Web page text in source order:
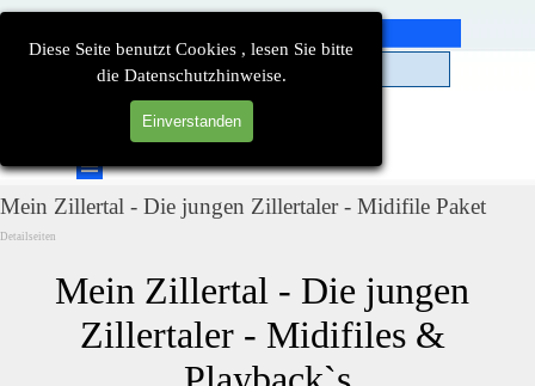
Diese Seite benutzt Cookies , lesen Sie bitte
die Datenschutzhinweise.
Einverstanden
Direkt zum Seiteninhalt
Menü überspringen
Mein Zillertal - Die jungen Zillertaler - Midifile Paket
Detailseiten
Mein Zillertal - Die jungen
Zillertaler - Midifiles &